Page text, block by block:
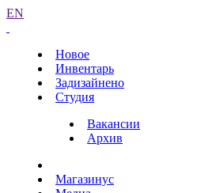
EN
Новое
Инвентарь
Задизайнено
Студия
Вакансии
Архив
Магазинус